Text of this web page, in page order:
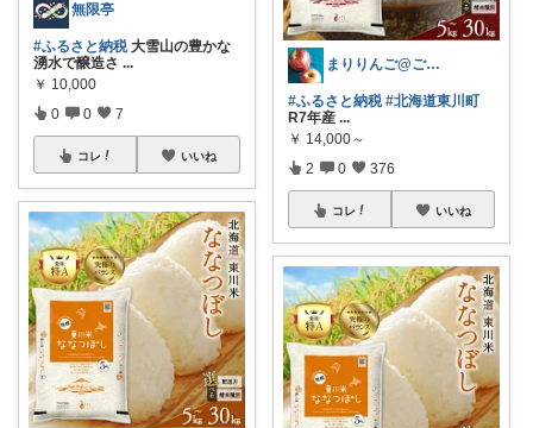
無限亭
#ふるさと納税大雪山の豊かな
湧水で醸造さ ...
￥ 10,000
0 0 7
コレ いいね
まりりんご@ご購入感謝です🍎
#ふるさと納税 #北海道東川町
R7年産 ...
￥ 14,000～
2 0 376
コレ いいね